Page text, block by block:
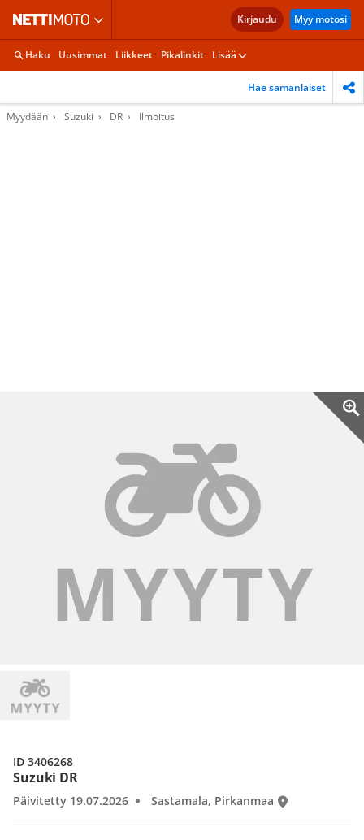
Kirjaudu Myy motosi
Haku Uusimmat Liikkeet Pikalinkit Lisää
Hae samanlaiset
Myydään Suzuki DR Ilmoitus
Suzuki DR
Päivitetty 19.07.2026 Sastamala, Pirkanmaa
ID 3406268